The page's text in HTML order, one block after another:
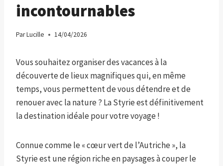
incontournables
ParLucille 14/04/2026
Vous souhaitez organiser des vacances à la
découverte de lieux magnifiques qui, en même
temps, vous permettent de vous détendre et de
renouer avec la nature ? La Styrie est définitivement
la destination idéale pour votre voyage !
Connue comme le « cœur vert de l’Autriche », la
Styrie est une région riche en paysages à couper le